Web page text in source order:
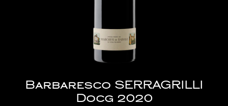
Barbaresco SERRAGRILLI
Docg 2020